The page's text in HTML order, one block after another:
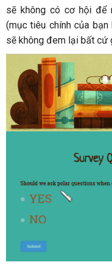
sẽ không có cơ hội để
(mục tiêu chính của
sẽ không đem lại bất cứ